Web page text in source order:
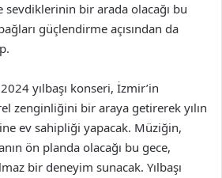
sevdiklerinin bir arada olacağı bu
güçlendirme açısından da
yılbaşı konseri, İzmir’in
zenginliğini bir araya getirerek yılın
ev sahipliği yapacak. Müziğin,
ön planda olacağı bu gece,
bir deneyim sunacak. Yılbaşı